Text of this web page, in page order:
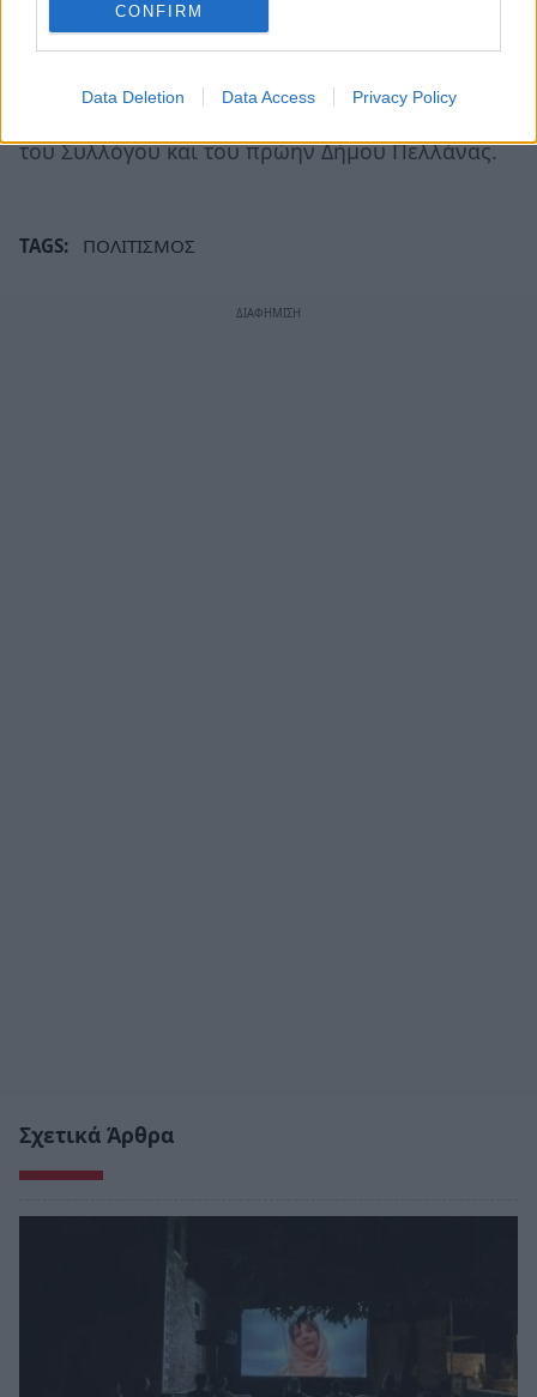
CONFIRM
Data Deletion Data Access Privacy Policy
Πνευματική Εστία Σπάρτης θα γίνει και η
παρουσίαση των Πρακτικών της «Α΄ Ιστορικής
και Αρχαιολογικής Περιήγησης στη βόρεια
του Συλλόγου και του πρώην Δήμου Πελλάνας.
TAGS: ΠΟΛΙΤΙΣΜΟΣ
Σχετικά Άρθρα